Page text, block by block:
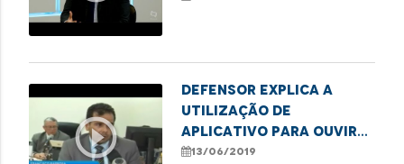
play_circle_outline
Defensor explica a
utilização de
aplicativo para ouvir
pessoas com
13/06/2019